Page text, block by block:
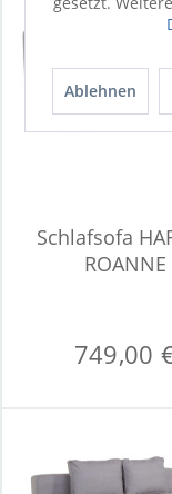
Schlafsofa
ROANNE
749,00
Ablehnen